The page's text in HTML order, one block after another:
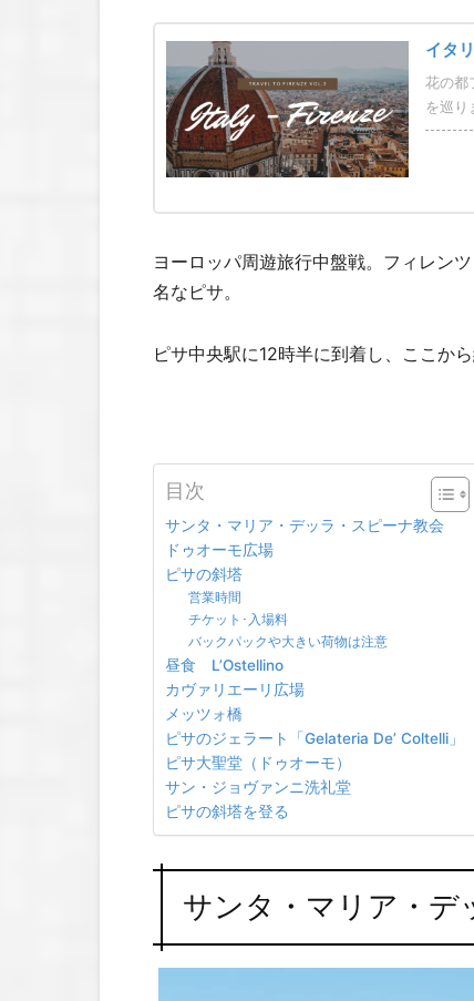
イタ
花の都
を巡り
ヨーロッパ周遊旅行中盤戦。フィレン
名なピサ。
ピサ中央駅に12時半に到着し、ここか
目次
サンタ・マリア・デッラ・スピーナ教会
ドゥオーモ広場
ピサの斜塔
営業時間
チケット･入場料
バックパックや大きい荷物は注意
昼食 L’Ostellino
カヴァリエーリ広場
メッツォ橋
ピサのジェラート「Gelateria De’ Coltelli」
ピサ大聖堂（ドゥオーモ）
サン・ジョヴァンニ洗礼堂
ピサの斜塔を登る
サンタ・マリア・デ